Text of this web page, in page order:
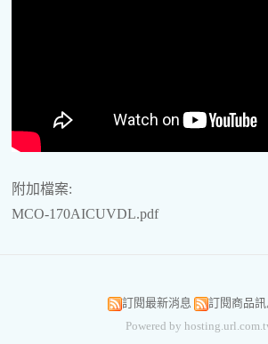
附加檔案:
MCO-170AICUVDL.pdf
訂閱最新消息
訂閱商品訊
Powered by